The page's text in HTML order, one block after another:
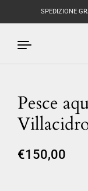
Passa ai contenuti
SPEDIZIONE
Pesce
€150,00